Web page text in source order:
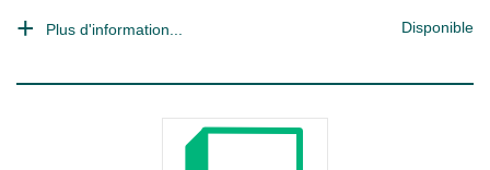
Plus d'information... Disponible